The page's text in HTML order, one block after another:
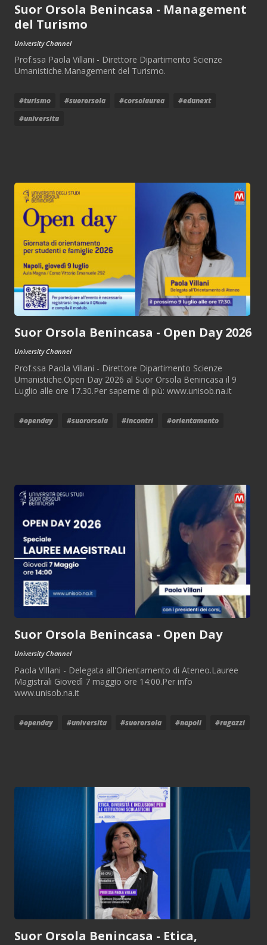
Suor Orsola Benincasa - Management
del Turismo
University Channel
Prof.ssa Paola Villani - Direttore Dipartimento Scienze
Umanistiche.Management del Turismo.
#turismo #suororsola #corsolaurea
#edunext
#universita
Suor Orsola Benincasa - Open Day 2026
University Channel
Prof.ssa Paola Villani - Direttore Dipartimento Scienze
Umanistiche.Open Day 2026 al Suor Orsola Benincasa il 9
Luglio alle ore 17.30.Per saperne di più: www.unisob.na.it
#openday #suororsola #incontri #orientamento
Suor Orsola Benincasa - Open Day
University Channel
Paola VIllani - Delegata all'Orientamento di Ateneo.Lauree
Magistrali Giovedì 7 maggio ore 14:00.Per info
www.unisob.na.it
#openday #universita #suororsola #napoli #ragazzi
Suor Orsola Benincasa - Etica,